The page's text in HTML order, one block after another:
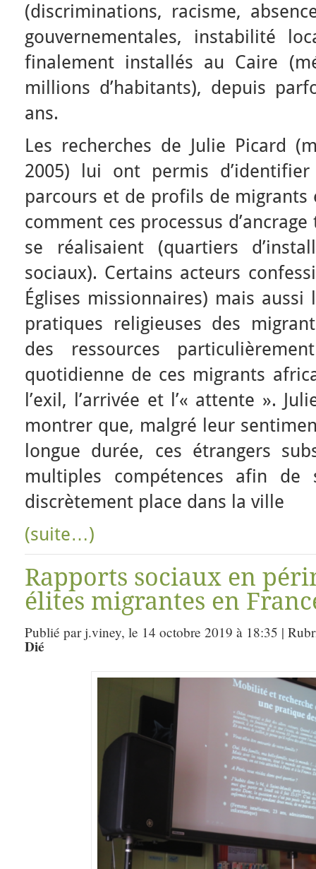
(discriminations, racisme,
gouvernementales, instabilité
finalement installés au Caire
millions d’habitants), depuis
ans.
Les recherches de Julie Picard
2005) lui ont permis
parcours et de profils de
comment ces processus
se réalisaient (quartiers
sociaux). Certains acteurs
Églises missionnaires) mais
pratiques religieuses des
des ressources
quotidienne de ces migrants
l’exil, l’arrivée et l’« attente ».
montrer que, malgré leur
longue durée, ces étrangers
multiples compétences afin de
discrètement place dans la ville
(suite…)
Rapports sociaux en
élites migrantes en
Publié par j.viney, le 14 octobre 2019 à 18:35 |
Dié